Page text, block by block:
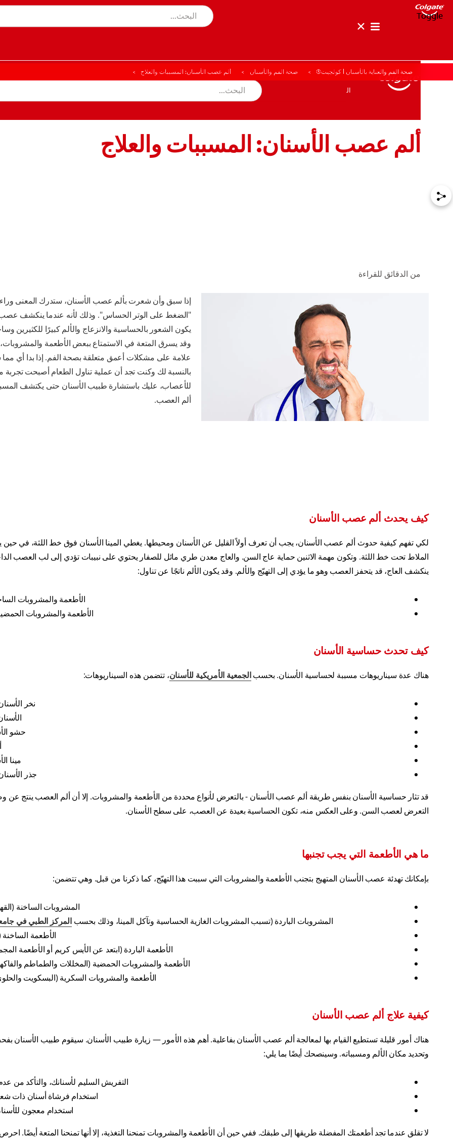
Toggle
المنتجات صحة الفم والأسنان المهمة
للمحترفين الولايات المتحدة (الإنجليزية)
المنتجات المهمة
صحة الفم والعناية بالأسنان | كولجيت® صحة الفم والأسنان ألم عصب الأسنان: المسببات والعلاج
ألم عصب الأسنان: المسببات والعلاج
من الدقائق للقراءة
إذا سبق وأن شعرت بألم عصب الأسنان، ستدرك المعنى
"الضغط على الوتر الحساس". وذلك لأنه عندما ينكشف
يكون الشعور بالحساسية والانزعاج والألم كبيرًا للكثيرين
وقد يسرق المتعة في الاستمتاع ببعض الأطعمة
علامة على مشكلات أعمق متعلقة بصحة الفم. إذا بدا أي
بالنسبة لك وكنت تجد أن عملية تناول الطعام أصبحت تجربة
للأعصاب، عليك باستشارة طبيب الأسنان حتى يكتشف
ألم العصب.
كيف يحدث ألم عصب الأسنان
لكي تفهم كيفية حدوث ألم عصب الأسنان، يجب أن تعرف أولاً القليل عن الأسنان ومحيطها. يغطي المينا الأسنان فوق خط اللثة، في حين
الملاط تحت خط اللثة. وتكون مهمة الاثنين حماية عاج السن. والعاج معدن طري مائل للصفار يحتوي على نبيبات تؤدي إلى لب العصب
ينكشف العاج، قد يتحفز العصب وهو ما يؤدي إلى التهيّج والألم. وقد يكون الألم ناتجًا عن تناول:
الأطعمة والمشروبات
الأطعمة والمشروبات
كيف تحدث حساسية الأسنان
هناك عدة سيناريوهات مسببة لحساسية الأسنان. بحسبالجمعية الأمريكية للأسنان، تتضمن هذه السيناريوهات:
نخر
حشو
مينا
جذر
قد تثار حساسية الأسنان بنفس طريقة ألم عصب الأسنان - بالتعرض لأنواع محددة من الأطعمة والمشروبات. إلا أن ألم العصب ينتج عن
التعرض لعصب السن. وعلى العكس منه، تكون الحساسية بعيدة عن العصب، على سطح الأسنان.
ما هي الأطعمة التي يجب تجنبها
بإمكانك تهدئة عصب الأسنان المتهيج بتجنب الأطعمة والمشروبات التي سببت هذا التهيّج، كما ذكرنا من قبل. وهي تتضمن:
المشروبات الساخنة
المشروبات الباردة (تسبب المشروبات الغازية الحساسية وتآكل المينا، وذلك بحسبالمركز الطبي في
الأطعمة الساخنة
الأطعمة الباردة (ابتعد عن الأيس كريم أو الأطعمة
الأطعمة والمشروبات الحمضية (المخللات والطماطم
الأطعمة والمشروبات السكرية (البسكويت
كيفية علاج ألم عصب الأسنان
هناك أمور قليلة تستطيع القيام بها لمعالجة ألم عصب الأسنان بفاعلية. أهم هذه الأمور — زيارة طبيب الأسنان. سيقوم طبيب الأسنان
وتحديد مكان الألم ومسبباته. وسينصحك أيضًا بما يلي:
التفريش السليم لأسنانك، والتأكد من
استخدام فرشاة أسنان ذات
استخدام معجون
لا تقلق عندما تجد أطعمتك المفضلة طريقها إلى طبقك. ففي حين أن الأطعمة والمشروبات تمنحنا التغذية، إلا أنها تمنحنا المتعة أيضًا.